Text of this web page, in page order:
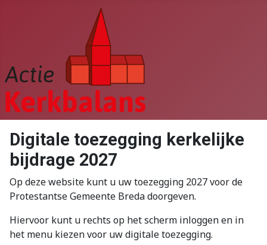
Digitale toezegging kerkelijke
bijdrage 2027
Op deze website kunt u uw toezegging 2027 voor de
Protestantse Gemeente Breda doorgeven.
Hiervoor kunt u rechts op het scherm inloggen en in
het menu kiezen voor uw digitale toezegging.